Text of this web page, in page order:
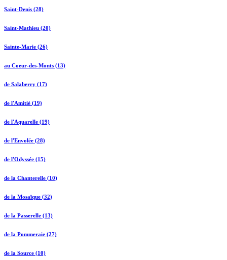
Saint-Denis (28)
Saint-Mathieu (20)
Sainte-Marie (26)
au Coeur-des-Monts (13)
de Salaberry (17)
de l'Amitié (19)
de l'Aquarelle (19)
de l'Envolée (28)
de l'Odyssée (15)
de la Chanterelle (10)
de la Mosaïque (32)
de la Passerelle (13)
de la Pommeraie (27)
de la Source (10)